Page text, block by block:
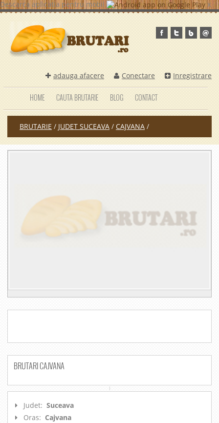
Descarca aplicatia pentru mobil x
adauga afacere Conectare Inregistrare
HOME CAUTA BRUTARIE BLOG CONTACT
BRUTARIE / JUDET SUCEAVA / CAJVANA /
BRUTARI CAJVANA
Judet: Suceava
Oras: Cajvana